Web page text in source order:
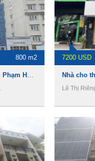
800 m2 7200 USD
Lê Thị